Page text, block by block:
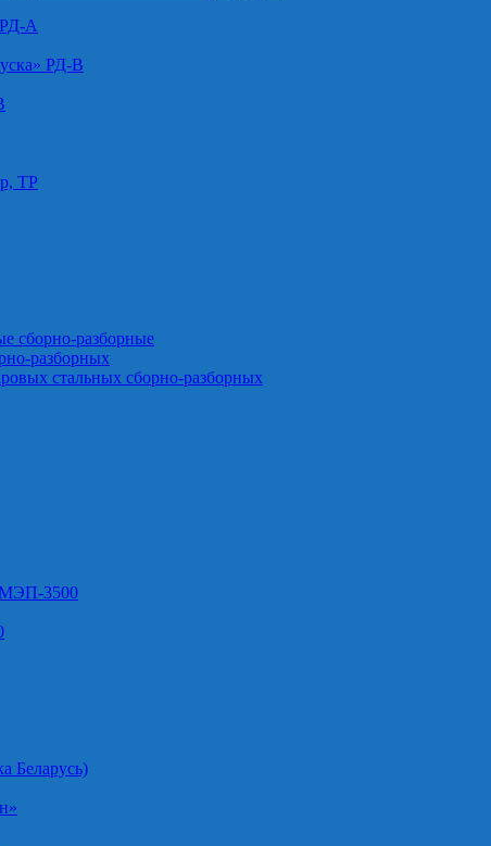
РД-А
РД-В
ТР
сборно-разборные
разборных
стальных сборно-разборных
МЭП-3500
Беларусь)